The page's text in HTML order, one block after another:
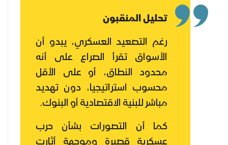
تحليل المنقبون
رغم التصعيد العسكري، يبدو أن
الأسواق تقرأ الصراع على أنه
محدود النطاق، أو على الأقل
محسوب استراتيجيا، دون تهديد
مباشر للبنية الاقتصادية أو البنوك.
كما أن التصورات بشأن حرب
عسكرية قصيرة وموجهة أثارت